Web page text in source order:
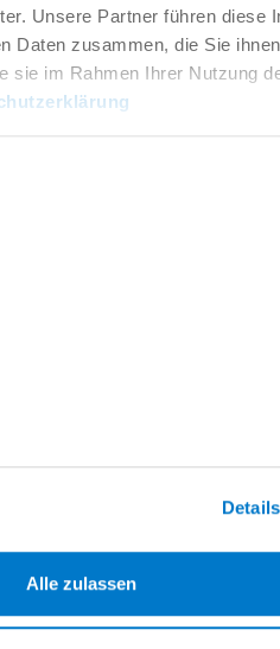
Unsere Partner führen diese
Daten zusammen, die Sie ihnen
sie im Rahmen Ihrer Nutzung
Alle zulassen